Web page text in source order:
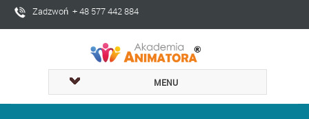
Zadzwoń + 48 577 442 884
MENU